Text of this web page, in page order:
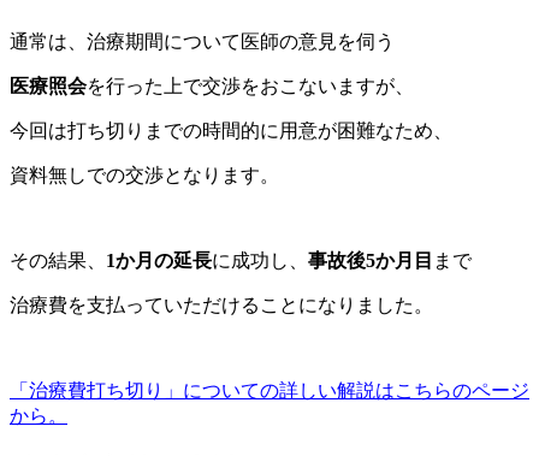
通常は、治療期間について医師の意見を伺う
医療照会を行った上で交渉をおこないますが、
今回は打ち切りまでの時間的に用意が困難なため、
資料無しでの交渉となります。
その結果、 1か月の延長に成功し、 事故後5か月目 まで
治療費を支払っていただけることになりました。
「治療費打ち切り」についての詳しい解説はこちらのページ
から。